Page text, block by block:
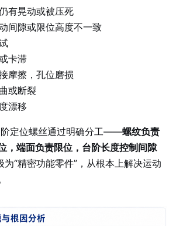
有晃动或被压死
间隙或限位高度不一致
卡滞
摩擦，孔位磨损
或断裂
漂移
定位螺丝通过明确分工——螺纹负责
，端面负责限位，台阶长度控制间隙
“精密功能零件”，从根本上解决运动